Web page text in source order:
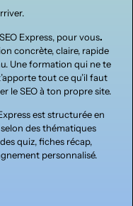
Express, pour vous.
concrète, claire, rapide
Une formation qui ne te
tout ce qu’il faut
le SEO à ton propre site.
est structurée en
des thématiques
quiz, fiches récap,
personnalisé.